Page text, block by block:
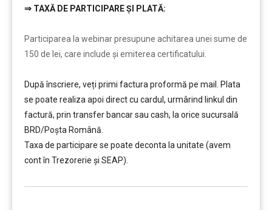
⇒ TAXĂ DE PARTICIPARE ȘI PLATĂ:
Participarea la webinar presupune achitarea unei sume de
150 de lei, care include şi emiterea certificatului.
După înscriere, veți primi factura proformă pe mail. Plata
se poate realiza apoi direct cu cardul, urmârind linkul din
factură, prin transfer bancar sau cash, la orice sucursală
BRD/Poșta Română.
Taxa de participare se poate deconta la unitate (avem
cont în Trezorerie și SEAP).